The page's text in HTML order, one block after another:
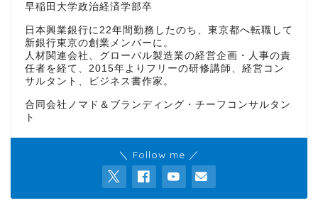
早稲田大学政治経済学部卒
日本興業銀行に22年間勤務したのち、東京都へ転職して
新銀行東京の創業メンバーに。
人材関連会社、グローバル製造業の経営企画・人事の責
任者を経て、2015年よりフリーの研修講師、経営コン
サルタント、ビジネス書作家。
合同会社ノマド＆ブランディング・チーフコンサルタン
ト
＼ Follow me ／